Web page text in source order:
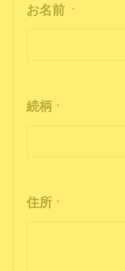
お名前 *
続柄 *
住所 *